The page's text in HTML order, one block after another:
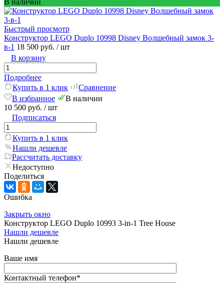
В наличии
Быстрый просмотр
Конструктор LEGO Duplo 10998 Disney Волшебный замок 3-
в-1 18 500 руб. / шт
В корзину
Подробнее
Купить в 1 клик
Сравнение
В избранное
В наличии
10 500 руб. / шт
Подписаться
Купить в 1 клик
Нашли дешевле
Рассчитать доставку
Недоступно
Поделиться
Ошибка
Закрыть окно
Конструктор LEGO Duplo 10993 3-in-1 Tree House
Нашли дешевле
Нашли дешевле
Ваше имя
Контактный телефон*